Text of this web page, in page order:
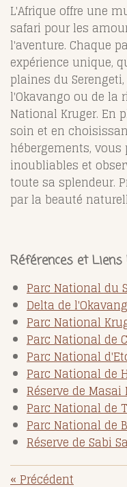
L'Afrique offre une
safari pour les
l'aventure. Chaque
expérience unique,
plaines du
l'Okavango ou de la
National Kruger. En
soin et en
hébergements, vous
inoubliables et
toute sa splendeur.
par la beauté
Références et
Parc National du
Delta de
Parc National
Parc National de
Parc National
Parc National de
Réserve de Masai
Parc National de
Parc National de
Réserve de Sabi
«Précédent